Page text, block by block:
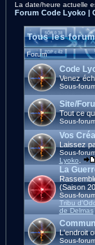
La date/heure actuelle
Forum Code Lyoko |
Tous les
Forum
Code
Venez
Sous-
Site/
Tout ce
Sous-
Vos
Laissez
Sous-
Lyoko,
La
(Saison
Sous-
Tribu
de Delmas
L'endroit
Sous-